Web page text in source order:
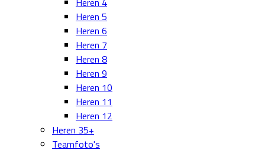
Heren 5
Heren 6
Heren 7
Heren 8
Heren 9
Heren 10
Heren 11
Heren 12
Heren 35+
Teamfoto's